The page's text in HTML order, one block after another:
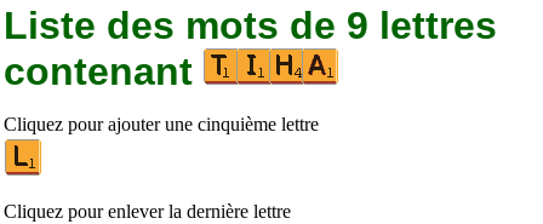
Liste des mots de 9 lettres
contenant
Cliquez pour ajouter une cinquième lettre
Cliquez pour enlever la dernière lettre